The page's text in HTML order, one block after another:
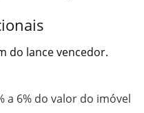
do lance vencedor.
a 6% do valor do imóvel